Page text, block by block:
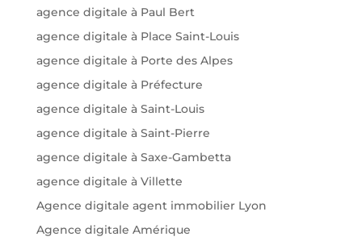
agence digitale à Paul Bert
agence digitale à Place Saint-Louis
agence digitale à Porte des Alpes
agence digitale à Préfecture
agence digitale à Saint-Louis
agence digitale à Saint-Pierre
agence digitale à Saxe-Gambetta
agence digitale à Villette
Agence digitale agent immobilier Lyon
Agence digitale Amérique